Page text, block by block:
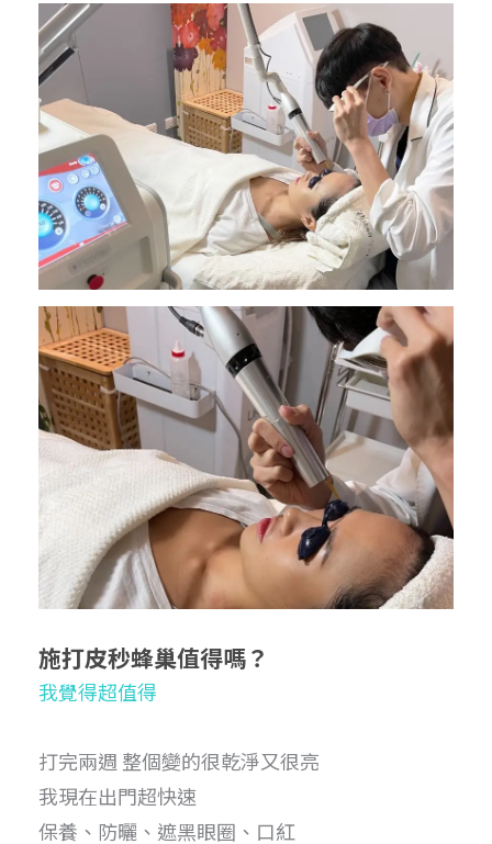
施打皮秒蜂巢值得嗎？
我覺得超值得
打完兩週 整個變的很乾淨又很亮
我現在出門超快速
保養、防曬、遮黑眼圈、口紅